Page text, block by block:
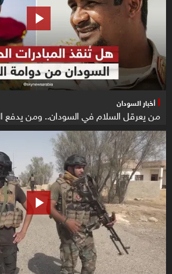
أخبار السودان
من يعرقل السلام في السودان.. ومن يدفع